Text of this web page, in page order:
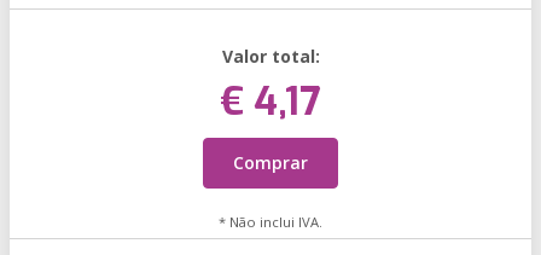
Valor total:
€ 4,17
Comprar
* Não inclui IVA.